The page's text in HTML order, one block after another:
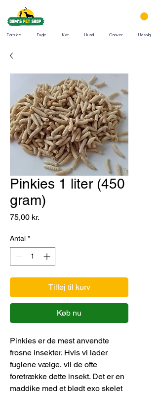
Forside Fugle Kat Hund Gnaver Udsalg
Pinkies 1 liter (450
gram)
75,00 kr.
Antal *
Tilføj til kurv
Køb nu
Pinkies er de mest anvendte
frosne insekter. Hvis vi lader
fuglene vælge, vil de ofte
foretrække dette insekt. Det er en
maddike med et blødt exo skelet